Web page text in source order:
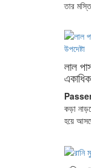
তার
লাল
কড়া
হয়ে